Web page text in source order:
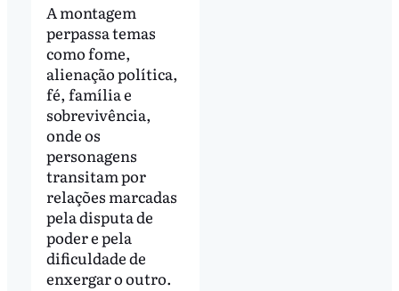
A montagem
perpassa temas
como fome,
alienação política,
fé, família e
sobrevivência,
onde os
personagens
transitam por
relações marcadas
pela disputa de
poder e pela
dificuldade de
enxergar o outro.